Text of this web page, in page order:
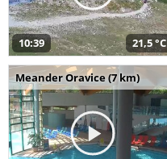
10:39 21,5 °C
Meander Oravice (7 km)